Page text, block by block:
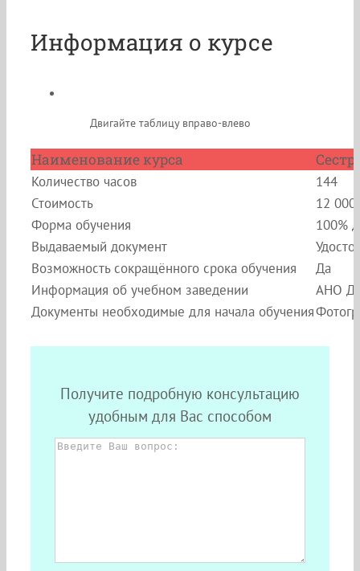
Информация о курсе
Двигайте таблицу вправо-влево
Наименование курса
Количество часов
144
Стоимость
12 000
Форма обучения
100%
Выдаваемый документ
Возможность сокращённого срока обучения
Да
Информация об учебном заведении
АНО
Документы необходимые для начала обучения
Получите подробную консультацию
удобным для Вас способом